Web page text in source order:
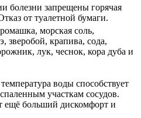
болезни запрещены горячая
от туалетной бумаги.
морская соль,
зверобой, крапива, сода,
лук, чеснок, кора дуба и
воды способствует
участкам сосудов.
ещё больший дискомфорт и